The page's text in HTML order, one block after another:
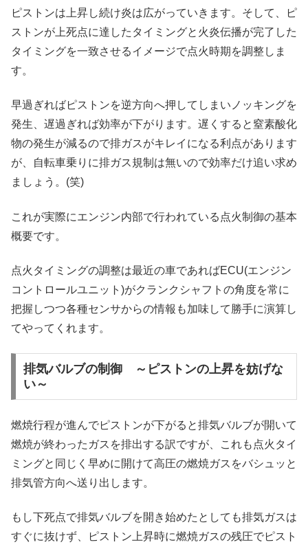
ピストンは上昇し続け炎は広がっていきます。そして、ピ
ストンが上死点に達したタイミングと火炎伝播が完了した
タイミングを一致させるイメージで点火時期を調整しま
す。
早過ぎればピストンを逆方向へ押してしまいノッキングを
発生、遅過ぎれば効率が下がります。遅くすると窒素酸化
物の発生が減るので排ガスがキレイになる利点があります
が、自転車乗りに排ガス規制は無いので効率だけ追い求め
ましょう。(笑)
これが実際にエンジン内部で行われている点火制御の基本
概要です。
点火タイミングの調整は最近の車であればECU(エンジン
コントロールユニット)がクランクシャフトの角度を常に
把握しつつ各種センサからの情報も加味して勝手に演算し
てやってくれます。
排気バルブの制御 ～ピストンの上昇を妨げな
い～
燃焼行程が進んでピストンが下がると排気バルブが開いて
燃焼が終わったガスを排出する訳ですが、これも点火タイ
ミングと同じく早めに開けて高圧の燃焼ガスをバシュッと
排気管方向へ送り出します。
もし下死点で排気バルブを開き始めたとしても排気ガスは
すぐに抜けず、ピストン上昇時に燃焼ガスの残圧でピスト